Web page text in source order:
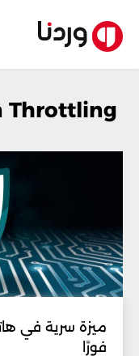
ميزة سرية في
فورًا